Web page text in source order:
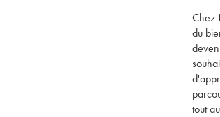
Chez
du
tout